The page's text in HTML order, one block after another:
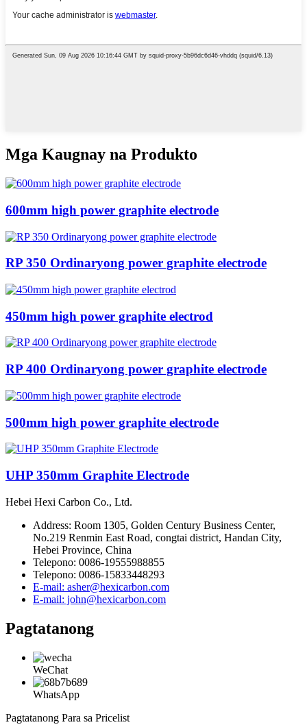
Mga Kaugnay na Produkto
600mm high power graphite electrode
RP 350 Ordinaryong power graphite electrode
450mm high power graphite electrod
RP 400 Ordinaryong power graphite electrode
500mm high power graphite electrode
UHP 350mm Graphite Electrode
Hebei Hexi Carbon Co., Ltd.
Address: Room 1305, Golden Century Business Center,
No.219 Renmin East Road, congtai district, Handan City,
Hebei Province, China
Telepono: 0086-19555988855
Telepono: 0086-15833448293
E-mail: asher@hexicarbon.com
E-mail: john@hexicarbon.com
Pagtatanong
WeChat
WhatsApp
Pagtatanong Para sa Pricelist